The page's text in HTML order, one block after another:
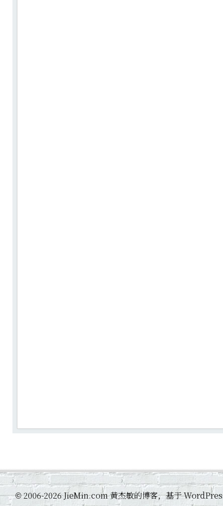
©2006-2026 JieMin.com 黄杰敏的博客，基于